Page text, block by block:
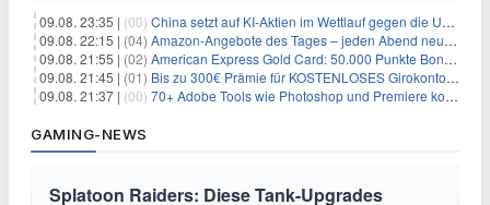
09.08. 23:35 | (00) China setzt auf KI-Aktien im Wettlauf gegen die USA um Chip- und Technologiedominanz
09.08. 22:15 | (04) Amazon-Angebote des Tages – jeden Abend neue Deals zum Stöbern
09.08. 21:55 | (02) American Express Gold Card: 50.000 Punkte Bonus + Metall-Kreditkarte
09.08. 21:45 | (01) Bis zu 300€ Prämie für KOSTENLOSES Girokonto bei der Santander – 50€ schon nach 1 Woche!
09.08. 21:37 | (00) 70+ Adobe Tools wie Photoshop und Premiere kostenlos in ChatGPT
GAMING-NEWS
Splatoon Raiders: Diese Tank-Upgrades